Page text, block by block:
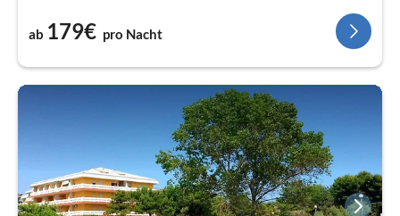
ab 179€ pro Nacht